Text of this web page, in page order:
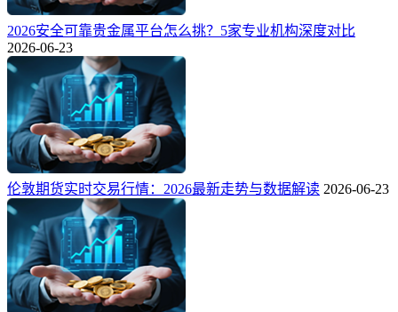
2026安全可靠贵金属平台怎么挑？5家专业机构深度对比
2026-06-23
伦敦期货实时交易行情：2026最新走势与数据解读 2026-06-23